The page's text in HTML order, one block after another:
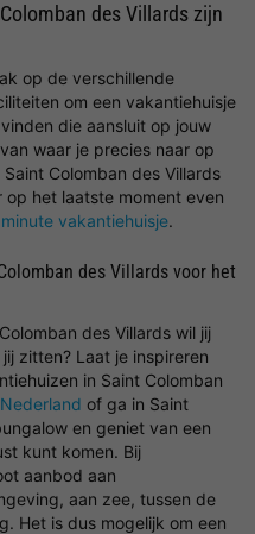
des Villards zijn
op de verschillende
om een vakantiehuisje
die aansluit op jouw
waar je precies naar op
Colomban des Villards
op het laatste moment even
vakantiehuisje.
des Villards voor het
des Villards wil jij
zitten? Laat je inspireren
in Saint Colomban
of ga in Saint
en geniet van een
kunt komen. Bij
aanbod aan
aan zee, tussen de
Het is dus mogelijk om een